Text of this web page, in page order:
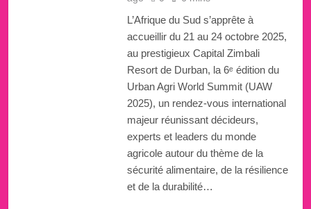
L’Afrique du Sud s’apprête à
accueillir du 21 au 24 octobre 2025,
au prestigieux Capital Zimbali
Resort de Durban, la 6ᵉ édition du
Urban Agri World Summit (UAW
2025), un rendez-vous international
majeur réunissant décideurs,
experts et leaders du monde
agricole autour du thème de la
sécurité alimentaire, de la résilience
et de la durabilité…